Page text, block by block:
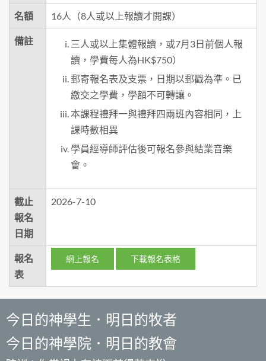
名額 16人（8人或以上報讀才開課）
備註
三人或以上集體報讀，或7月3日前個人報
讀，學費每人為HK$750）
郵寄報名表及支票，日期以郵戳為準。已
繳交之學費，學額不可轉讓。
本課程禮拜一與禮拜四兩班內容相同，上
課時數相異
學員經導師評估後可報名參與結業音樂
會。
截止
報名
日期
2026-7-10
報名
表
網上報名 下載報名表格
今日的神學生．明日的牧者
今日的神學院．明日的教會